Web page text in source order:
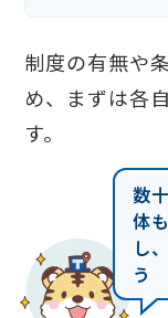
制度の有無や
め、まずは各
す。
数
体
し
う